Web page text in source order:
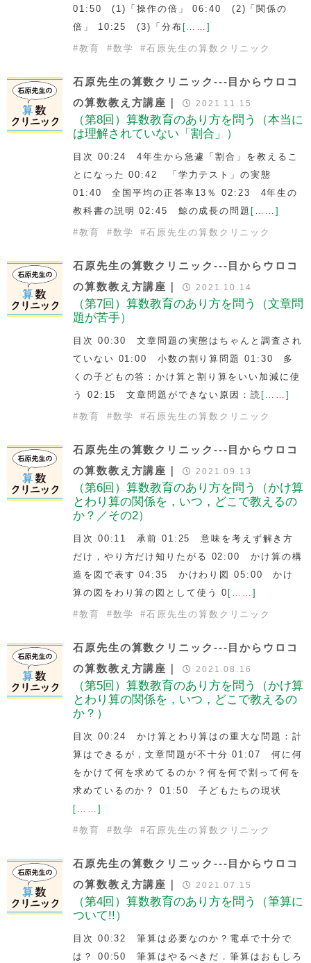
01:50 (1)「操作の倍」 06:40 (2)「関係の
倍」 10:25 (3)「分布 [……]
#教育 #数学 #石原先生の算数クリニック
石原先生の算数クリニック---目からウロコ
の算数教え方講座｜
2021.11.15
（第8回）算数教育のあり方を問う（本当に
は理解されていない「割合」）
目次 00:24 4年生から急遽「割合」を教えるこ
とになった 00:42 「学力テスト」の実態
01:40 全国平均の正答率13％ 02:23 4年生の
教科書の説明 02:45 鯨の成長の問題 [……]
#教育 #数学 #石原先生の算数クリニック
石原先生の算数クリニック---目からウロコ
の算数教え方講座｜
2021.10.14
（第7回）算数教育のあり方を問う（文章問
題が苦手）
目次 00:30 文章問題の実態はちゃんと調査され
ていない 01:00 小数の割り算問題 01:30 多
くの子どもの答：かけ算と割り算をいい加減に使
う 02:15 文章問題ができない原因：読 [……]
#教育 #数学 #石原先生の算数クリニック
石原先生の算数クリニック---目からウロコ
の算数教え方講座｜
2021.09.13
（第6回）算数教育のあり方を問う（かけ算
とわり算の関係を，いつ，どこで教えるの
か？／その2）
目次 00:11 承前 01:25 意味を考えず解き方
だけ，やり方だけ知りたがる 02:00 かけ算の構
造を図で表す 04:35 かけわり図 05:00 かけ
算の図をわり算の図として使う 0 [……]
#教育 #数学 #石原先生の算数クリニック
石原先生の算数クリニック---目からウロコ
の算数教え方講座｜
2021.08.16
（第5回）算数教育のあり方を問う（かけ算
とわり算の関係を，いつ，どこで教えるの
か？）
目次 00:24 かけ算とわり算はの重大な問題：計
算はできるが，文章問題が不十分 01:07 何に何
をかけて何を求めてるのか？何を何で割って何を
求めているのか？ 01:50 子どもたちの現状
[……]
#教育 #数学 #石原先生の算数クリニック
石原先生の算数クリニック---目からウロコ
の算数教え方講座｜
2021.07.15
（第4回）算数教育のあり方を問う（筆算に
ついて!!）
目次 00:32 筆算は必要なのか？電卓で十分で
は？ 00:50 筆算はやるべきだ．筆算はおもしろ